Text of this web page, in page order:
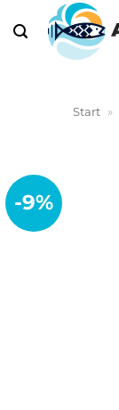
Inhalt
springen
Start »
-9%